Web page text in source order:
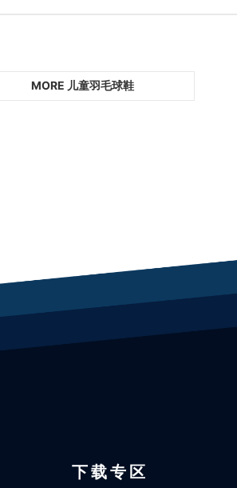
MORE 儿童羽毛球鞋
下载专区